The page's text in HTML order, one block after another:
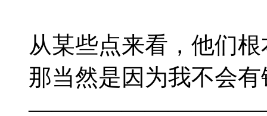
从某些点来看，他们
那当然是因为我不会有